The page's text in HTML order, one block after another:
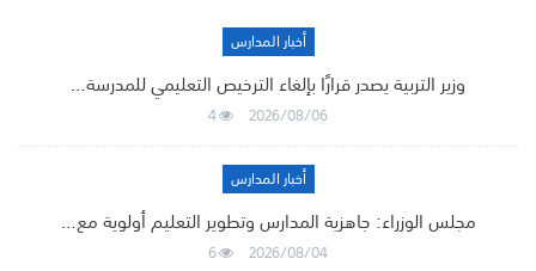
أخبار المدارس
وزير التربية يصدر قرارًا بإلغاء الترخيص التعليمي للمدرسة…
2026/08/06
4
أخبار المدارس
مجلس الوزراء: جاهزية المدارس وتطوير التعليم أولوية مع…
2026/08/04
6